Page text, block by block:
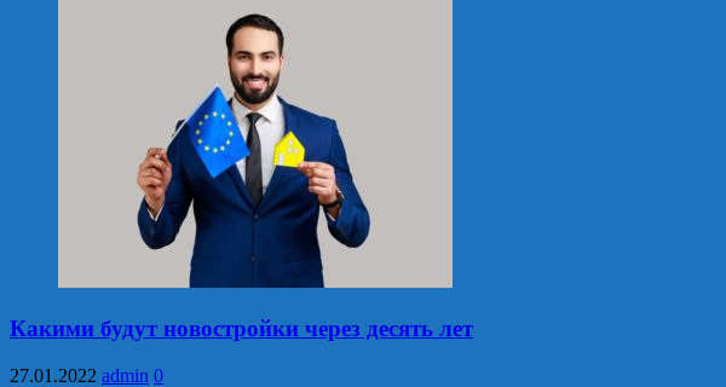
Какими будут новостройки через десять лет
27.01.2022 admin 0